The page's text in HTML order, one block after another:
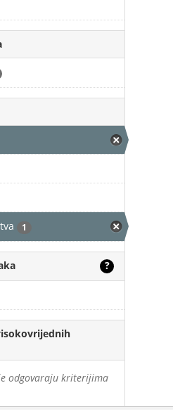
1
?
odgovaraju kriterijima